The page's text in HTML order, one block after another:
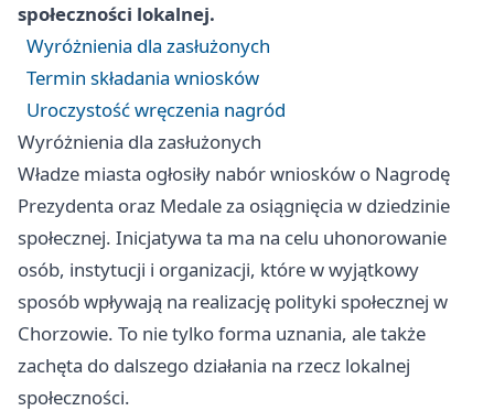
społeczności lokalnej.
Wyróżnienia dla zasłużonych
Termin składania wniosków
Uroczystość wręczenia nagród
Wyróżnienia dla zasłużonych
Władze miasta ogłosiły nabór wniosków o Nagrodę
Prezydenta oraz Medale za osiągnięcia w dziedzinie
społecznej. Inicjatywa ta ma na celu uhonorowanie
osób, instytucji i organizacji, które w wyjątkowy
sposób wpływają na realizację polityki społecznej w
Chorzowie. To nie tylko forma uznania, ale także
zachęta do dalszego działania na rzecz lokalnej
społeczności.